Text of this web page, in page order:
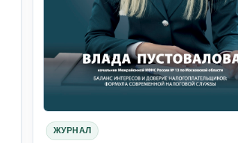
ЖУРНАЛ